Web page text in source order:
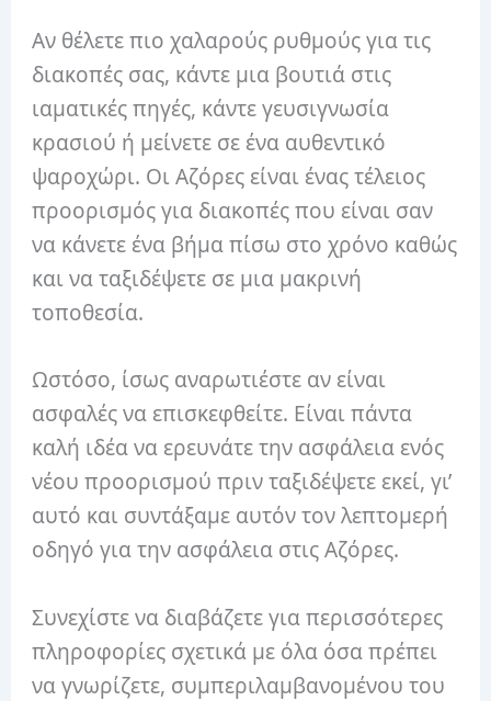
Αν θέλετε πιο χαλαρούς ρυθμούς για τις
διακοπές σας, κάντε μια βουτιά στις
ιαματικές πηγές, κάντε γευσιγνωσία
κρασιού ή μείνετε σε ένα αυθεντικό
ψαροχώρι. Οι Αζόρες είναι ένας τέλειος
προορισμός για διακοπές που είναι σαν
να κάνετε ένα βήμα πίσω στο χρόνο καθώς
και να ταξιδέψετε σε μια μακρινή
τοποθεσία.
Ωστόσο, ίσως αναρωτιέστε αν είναι
ασφαλές να επισκεφθείτε. Είναι πάντα
καλή ιδέα να ερευνάτε την ασφάλεια ενός
νέου προορισμού πριν ταξιδέψετε εκεί, γι’
αυτό και συντάξαμε αυτόν τον λεπτομερή
οδηγό για την ασφάλεια στις Αζόρες.
Συνεχίστε να διαβάζετε για περισσότερες
πληροφορίες σχετικά με όλα όσα πρέπει
να γνωρίζετε, συμπεριλαμβανομένου του